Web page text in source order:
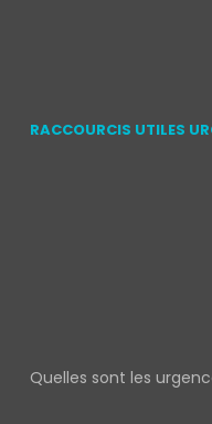
RACCOURCIS UTILES
Quelles sont les